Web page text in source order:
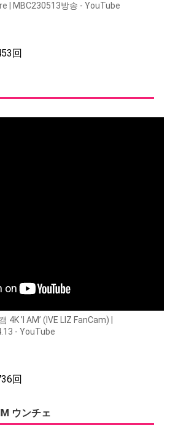
| MBC230513방송 - YouTube
回
4K ’I AM’ (IVE LIZ FanCam) |
- YouTube
回
ウンチェ